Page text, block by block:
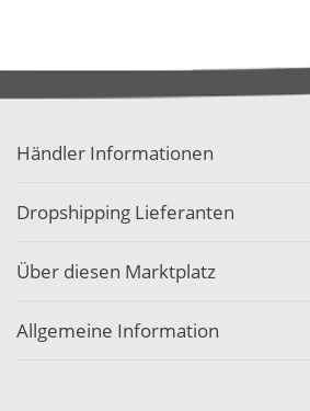
Händler Informationen
Dropshipping Lieferanten
Über diesen Marktplatz
Allgemeine Information